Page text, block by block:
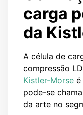
carga
da
A célula de
compressão
Kistler-Morse é
pode-se
da arte no